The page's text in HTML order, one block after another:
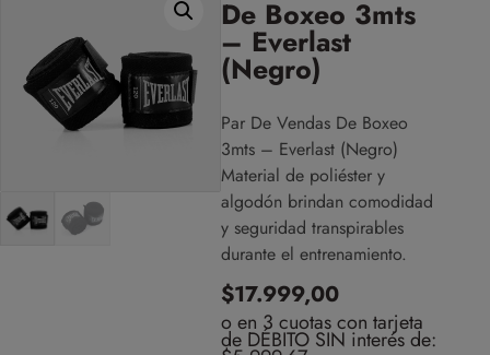
De Boxeo 3mts
– Everlast
(Negro)
Par De Vendas De Boxeo
3mts – Everlast (Negro)
Material de poliéster y
algodón brindan comodidad
y seguridad transpirables
durante el entrenamiento.
$17.999,00
o en 3 cuotas con tarjeta
de DÉBITO SIN interés de: